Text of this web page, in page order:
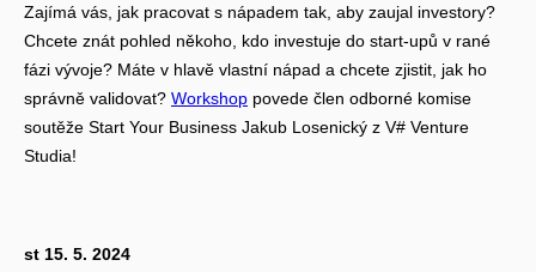
Zajímá vás, jak pracovat s nápadem tak, aby zaujal investory?
Chcete znát pohled někoho, kdo investuje do start-upů v rané
fázi vývoje? Máte v hlavě vlastní nápad a chcete zjistit, jak ho
správně validovat? Workshop povede člen odborné komise
soutěže Start Your Business Jakub Losenický z V# Venture
Studia!
st 15. 5. 2024